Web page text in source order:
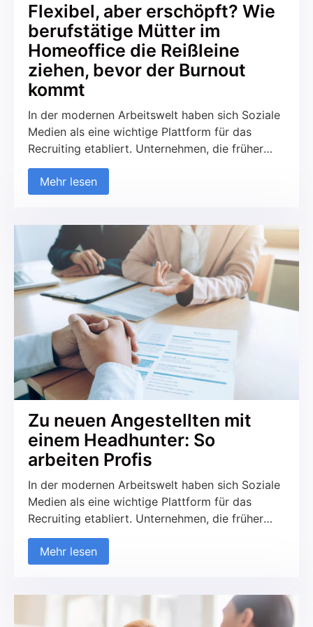
Flexibel, aber erschöpft? Wie
berufstätige Mütter im
Homeoffice die Reißleine
ziehen, bevor der Burnout
kommt
In der modernen Arbeitswelt haben sich Soziale
Medien als eine wichtige Plattform für das
Recruiting etabliert. Unternehmen, die früher
ausschließlich auf traditionelle Kanäle wie
Jobportale und Printmedien gesetzt haben,
nutzen zunehmend soziale Netzwerke, um neue
Kandidaten in Kontakt zu treten. Diese
Entwicklung betrifft sowohl den B2C- als auch
den B2B-Bereich. Aber was macht das
Recruiting über Soziale Medien so erfolgreich
und worauf sollte geachtet werden?
Mehr lesen
Zu neuen Angestellten mit
einem Headhunter: So
arbeiten Profis
In der modernen Arbeitswelt haben sich Soziale
Medien als eine wichtige Plattform für das
Recruiting etabliert. Unternehmen, die früher
ausschließlich auf traditionelle Kanäle wie
Jobportale und Printmedien gesetzt haben,
nutzen zunehmend soziale Netzwerke, um neue
Kandidaten in Kontakt zu treten. Diese
Entwicklung betrifft sowohl den B2C- als auch
Mehr lesen